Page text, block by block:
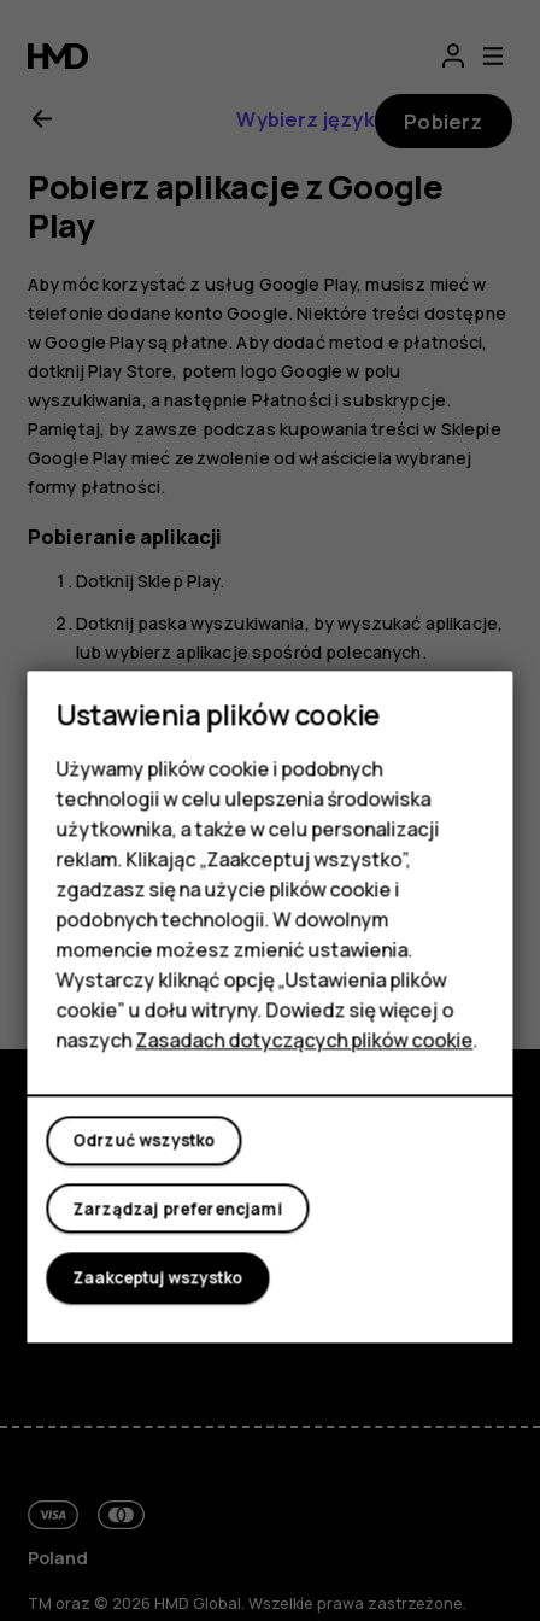
Nokia
G21
—
instrukcja
obsługi
Smartfony
Telefony z funkcjami
podstawowymi
Akcesoria
HMD Terra M
Tablety
Moje konto
Wybierz język Pobierz
Pobierz aplikacje z Google
Play
Aby móc korzystać z usług Google Play, musisz mieć w
telefonie dodane konto Google. Niektóre treści dostępne
w Google Play są płatne. Aby dodać metod e płatności,
dotknijPlay Store, potem logo Google w polu
wyszukiwania, a następnie Płatności i subskrypcje.
Pamiętaj, by zawsze podczas kupowania treści w Sklepie
Google Play mieć zezwolenie od właściciela wybranej
formy płatności.
Pobieranie aplikacji
DotknijSklep Play.
Dotknij paska wyszukiwania, by wyszukać aplikacje,
lub wybierz aplikacje spośród polecanych.
zainstalować.
Aby wyświetlić swoje aplikacje, przejdź do ekranu
głównego i przesuń palcem od dołu w górę.
Czy te informacje były pomocne?
Tak Nie
Poznaj
Informacje
Planet and people
Wsparcie
Poland
TM oraz © 2026 HMD Global. Wszelkie prawa zastrzeżone.
Ustawienia plików cookie
Używamy plików cookie i podobnych
technologii w celu ulepszenia środowiska
użytkownika, a także w celu personalizacji
reklam. Klikając „Zaakceptuj wszystko”,
zgadzasz się na użycie plików cookie i
podobnych technologii. W dowolnym
momencie możesz zmienić ustawienia.
Wystarczy kliknąć opcję „Ustawienia plików
cookie” u dołu witryny. Dowiedz się więcej o
naszychZasadach dotyczących plików cookie.
Odrzuć wszystko
Zarządzaj preferencjami
Zaakceptuj wszystko